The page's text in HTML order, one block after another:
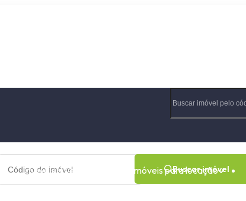
Imóveis a Venda Imóveis para locação
Buscar imóvel